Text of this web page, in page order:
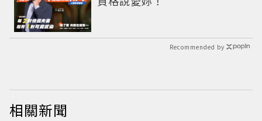
Recommended by
相關新聞